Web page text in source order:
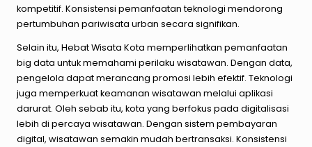
kompetitif. Konsistensi pemanfaatan teknologi mendorong
pertumbuhan pariwisata urban secara signifikan.
Selain itu, Hebat Wisata Kota memperlihatkan pemanfaatan
big data untuk memahami perilaku wisatawan. Dengan data,
pengelola dapat merancang promosi lebih efektif. Teknologi
juga memperkuat keamanan wisatawan melalui aplikasi
darurat. Oleh sebab itu, kota yang berfokus pada digitalisasi
lebih di percaya wisatawan. Dengan sistem pembayaran
digital, wisatawan semakin mudah bertransaksi. Konsistensi